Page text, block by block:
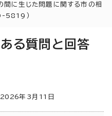
に生じた問題に関する市の相
5819）
る質問と回答
2026年3月 11 日